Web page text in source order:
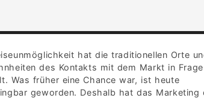
hat die traditionellen Orte
des Kontakts mit dem Markt in Frage
Was früher eine Chance war, ist heute
geworden. Deshalb hat das Marketing